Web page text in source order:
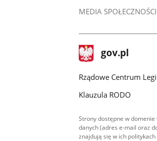
MEDIA
stopka
gov.pl Strona
gov.pl
Rządowe Centrum
Klauzula RODO
Strony dostępne w
danych (adres e-mail oraz
znajdują się w ich